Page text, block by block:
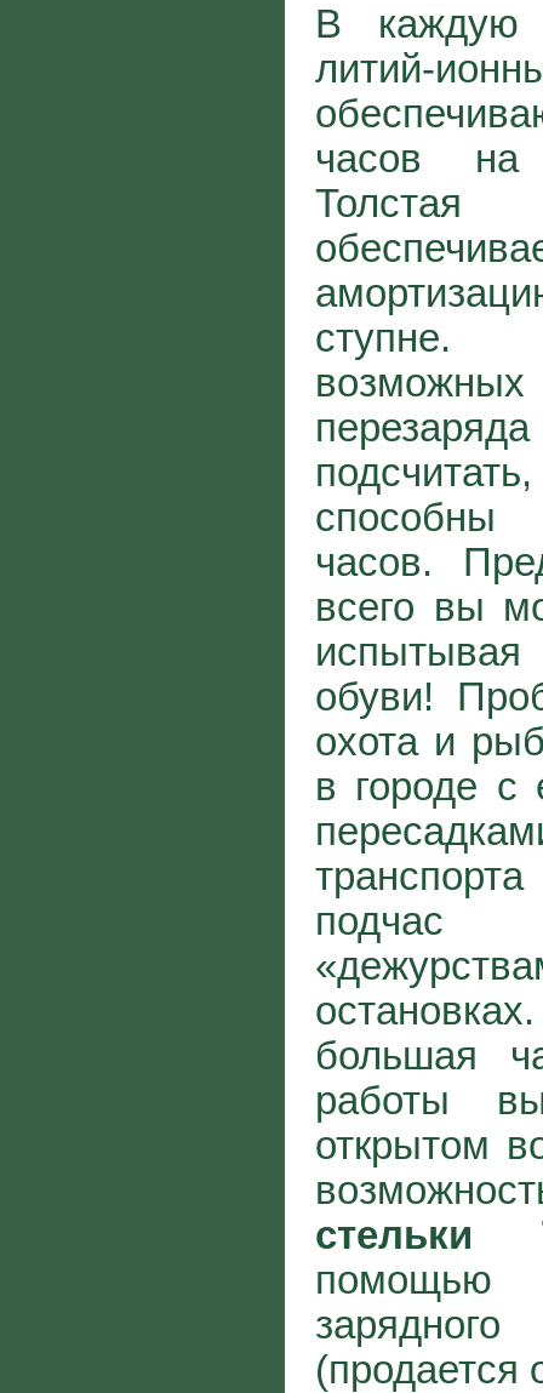
В каждую
литий-
часов на
ступне.
часов.
всего вы
обуви!
охота и
в городе с
большая
работы
открытом
стельки
помощью
(продается